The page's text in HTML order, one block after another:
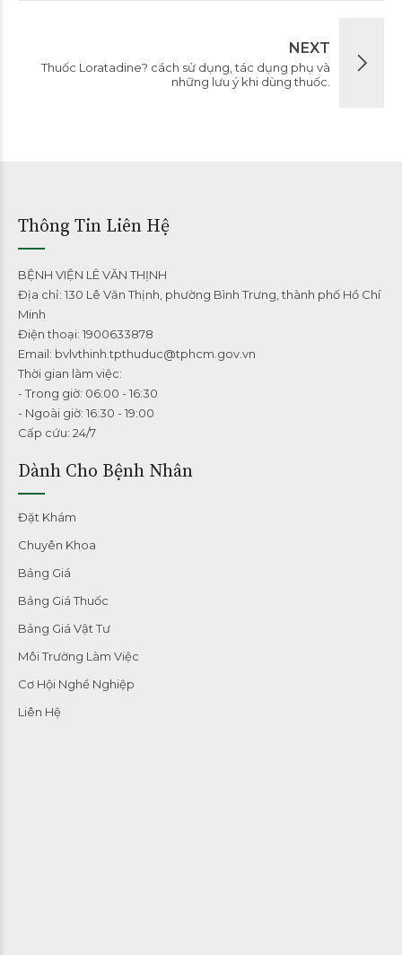
NEXT
Thuốc Loratadine? cách sử dụng, tác dụng phụ và
những lưu ý khi dùng thuốc.
Thông Tin Liên Hệ
BỆNH VIỆN LÊ VĂN THỊNH
Địa chỉ: 130 Lê Văn Thịnh, phường Bình Trưng, thành phố Hồ Chí
Minh
Điện thoại: 1900633878
Email: bvlvthinh.tpthuduc@tphcm.gov.vn
Thời gian làm việc:
- Trong giờ: 06:00 - 16:30
- Ngoài giờ: 16:30 - 19:00
Cấp cứu: 24/7
Dành Cho Bệnh Nhân
Đặt Khám
Chuyên Khoa
Bảng Giá
Bảng Giá Thuốc
Bảng Giá Vật Tư
Môi Trường Làm Việc
Cơ Hội Nghề Nghiệp
Liên Hệ